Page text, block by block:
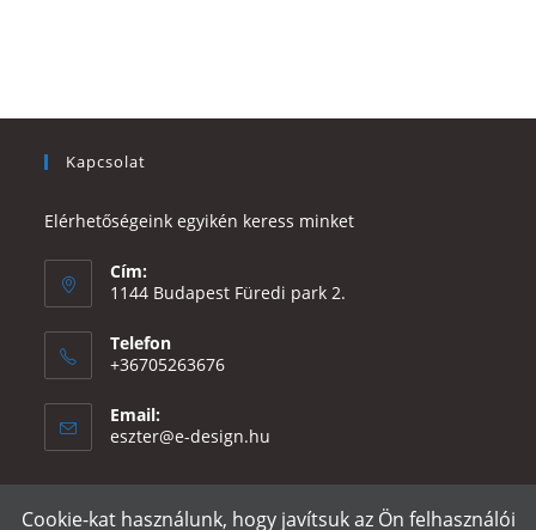
Kapcsolat
Elérhetőségeink egyikén keress minket
Cím:
1144 Budapest Füredi park 2.
Telefon
+36705263676
Email:
eszter@e-design.hu
Cookie-kat használunk, hogy javítsuk az Ön felhasználói